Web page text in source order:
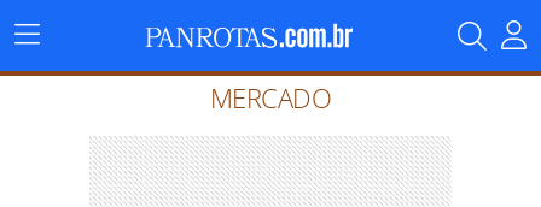
Menu
Principal
MERCADO